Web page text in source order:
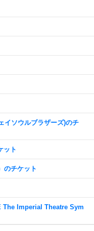
ソウルブラザーズ)のチ
ット
のチケット
The Imperial Theatre Sym